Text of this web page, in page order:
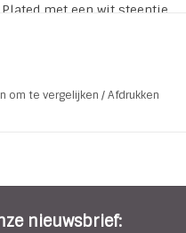
met een wit steentje.
om te vergelijken /Afdrukken
nieuwsbrief: